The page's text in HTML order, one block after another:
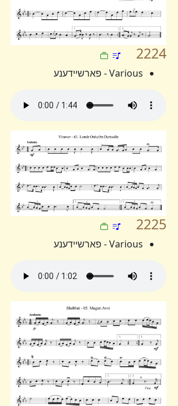
2224
Various - פארשיידענע
2225
Various - פארשיידענע